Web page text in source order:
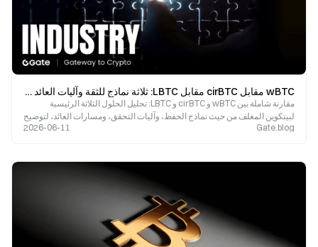
wBTC مقابل cirBTC مقابل LBTC: ثلاثة نماذج للثقة وآليات العائد لأصول البيتكوين المغلفة
مقارنة شاملة بين wBTC و cirBTC و LBTC: تحليل الحلول الثلاثة الرئيسية
لبيتكوين المغلف من حيث نماذج الحفظ، وآليات التحقق، ومسارات العائد، لتوضيح
المشهد الكامل. اكتشف كيف ستؤثر هذه العوامل على ديناميكيات السيولة في
Gate.blog
2026-06-11